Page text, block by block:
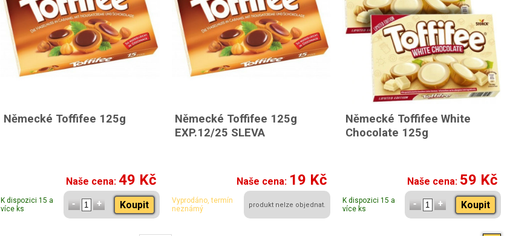
Německé Toffifee 125g
Naše cena: 49 Kč
K dispozici 15 a
více ks
Koupit
Německé Toffifee 125g
EXP.12/25 SLEVA
Naše cena: 19 Kč
Vyprodáno, termín
neznámý
produkt nelze objednat.
Německé Toffifee White
Chocolate 125g
Naše cena: 59 Kč
K dispozici 15 a
více ks
Koupit